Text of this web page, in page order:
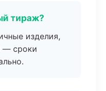
тираж?
изделия,
— сроки